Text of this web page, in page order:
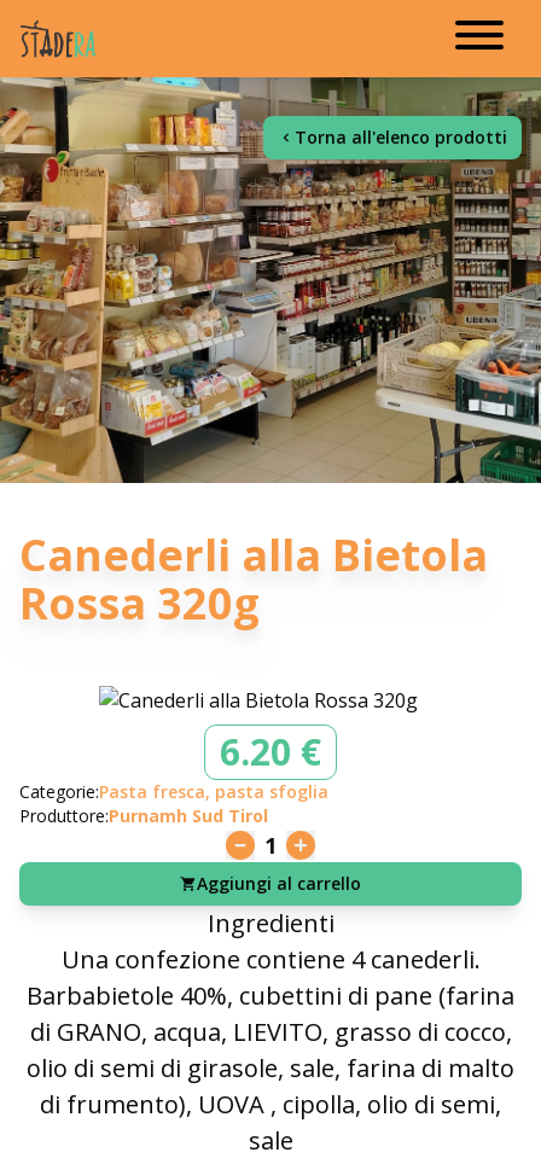
Torna all'elenco prodotti
Canederli alla Bietola
Rossa 320g
6.20 €
Categorie:Pasta fresca, pasta sfoglia
Produttore:Purnamh Sud Tirol
1
Aggiungi al carrello
Ingredienti
Una confezione contiene 4 canederli.
Barbabietole 40%, cubettini di pane (farina
di GRANO, acqua, LIEVITO, grasso di cocco,
olio di semi di girasole, sale, farina di malto
di frumento), UOVA , cipolla, olio di semi,
sale